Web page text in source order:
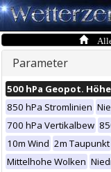
Alle
Parameter
500 hPa Geopot. Höhe
850 hPa Stromlinien
700 hPa Vertikalbew
10m Wind 2m Taupunkt
Mittelhohe Wolken